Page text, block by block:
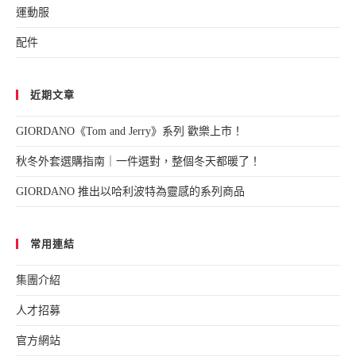
運動服
配件
近期文章
GIORDANO《Tom and Jerry》系列 歡樂上市！
秋冬外套選購指南｜一件選對，整個冬天都暖了！
GIORDANO 推出以哈利波特為靈感的系列商品
常用連結
集團介紹
人才招募
官方網站